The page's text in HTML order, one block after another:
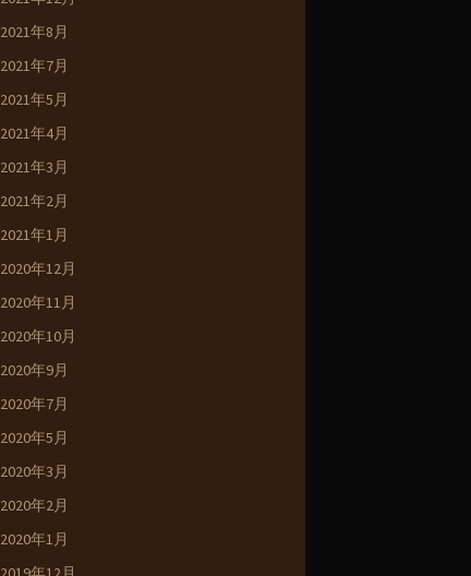
2021年8月
2021年7月
2021年5月
2021年4月
2021年3月
2021年2月
2021年1月
2020年12月
2020年11月
2020年10月
2020年9月
2020年7月
2020年5月
2020年3月
2020年2月
2020年1月